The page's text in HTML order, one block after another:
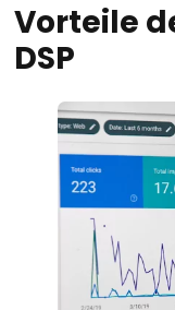
Vorteile
DSP